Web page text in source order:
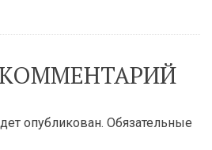
опубликован. Обязательные